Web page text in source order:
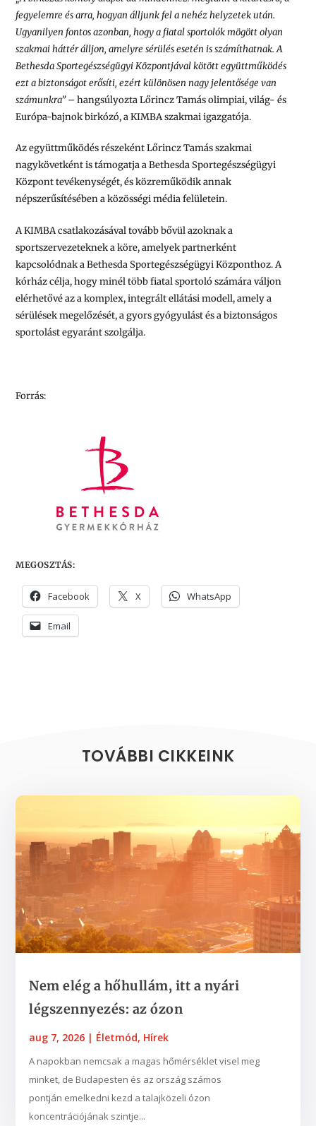
fegyelemre és arra, hogyan álljunk fel a nehéz helyzetek után.
Ugyanilyen fontos azonban, hogy a fiatal sportolók mögött olyan
szakmai háttér álljon, amelyre sérülés esetén is számíthatnak. A
Bethesda Sportegészségügyi Központjával kötött együttműködés
ezt a biztonságot erősíti, ezért különösen nagy jelentősége van
számunkra”– hangsúlyozta Lőrincz Tamás olimpiai, világ- és
Európa-bajnok birkózó, a KIMBA szakmai igazgatója.
Az együttműködés részeként Lőrincz Tamás szakmai
nagykövetként is támogatja a Bethesda Sportegészségügyi
Központ tevékenységét, és közreműködik annak
népszerűsítésében a közösségi média felületein.
A KIMBA csatlakozásával tovább bővül azoknak a
sportszervezeteknek a köre, amelyek partnerként
kapcsolódnak a Bethesda Sportegészségügyi Központhoz. A
kórház célja, hogy minél több fiatal sportoló számára váljon
elérhetővé az a komplex, integrált ellátási modell, amely a
sérülések megelőzését, a gyors gyógyulást és a biztonságos
sportolást egyaránt szolgálja.
Forrás:
MEGOSZTÁS:
Facebook X WhatsApp
Email
TOVÁBBI CIKKEINK
Nem elég a hőhullám, itt a nyári
légszennyezés: az ózon
aug 7, 2026 | Életmód, Hírek
A napokban nemcsak a magas hőmérséklet visel meg
minket, de Budapesten és az ország számos
pontján emelkedni kezd a talajközeli ózon
koncentrációjának szintje...